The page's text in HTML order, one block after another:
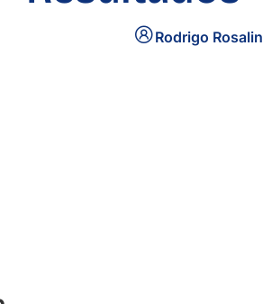
Rodrigo Rosalin